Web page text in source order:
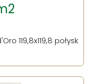
119,8x119,8 połysk